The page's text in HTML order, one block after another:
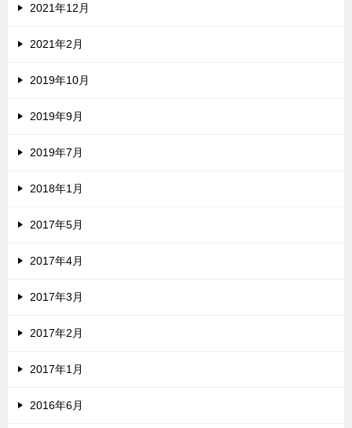
2021年12月
2021年2月
2019年10月
2019年9月
2019年7月
2018年1月
2017年5月
2017年4月
2017年3月
2017年2月
2017年1月
2016年6月